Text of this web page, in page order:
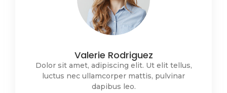
Valerie Rodriguez
Dolor sit amet, adipiscing elit. Ut elit tellus,
luctus nec ullamcorper mattis, pulvinar
dapibus leo.